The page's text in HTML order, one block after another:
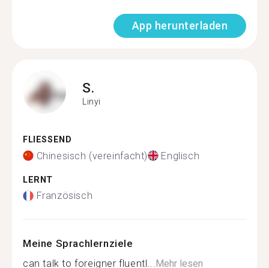
App herunterladen
S.
Linyi
FLIESSEND
Chinesisch (vereinfacht) Englisch
LERNT
Französisch
Meine Sprachlernziele
can talk to foreigner fluentl...Mehr lesen